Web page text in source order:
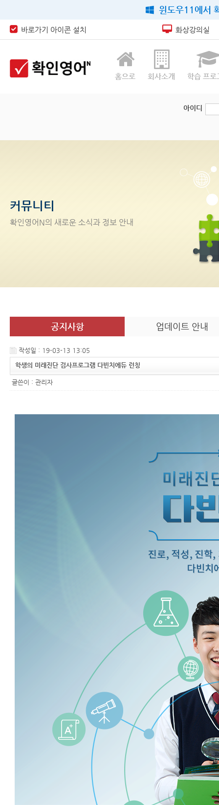
윈도우11에서
바로가기 아이콘 설치 화상강의실
홈으로 회사소개 학습 프로
아이디
커뮤니티
확인영어 N의 새로운 소식과 정보 안내
공지사항 업데이트 안내
작성일 : 19-03-13 13:05
학생의 미래진단 검사프로그램 다빈치에듀 런칭
글쓴이 : 관리자